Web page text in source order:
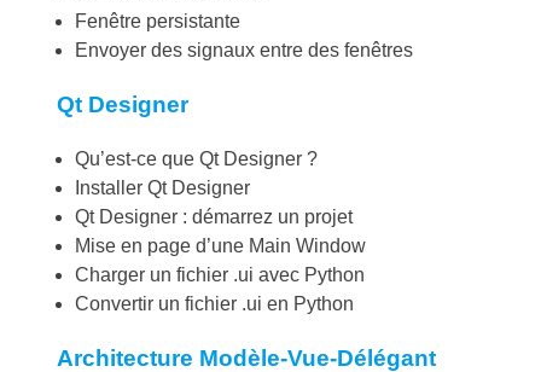
Fenêtre persistante
Envoyer des signaux entre des fenêtres
Qt Designer
Qu’est-ce que Qt Designer ?
Installer Qt Designer
Qt Designer : démarrez un projet
Mise en page d’une Main Window
Charger un fichier .ui avec Python
Convertir un fichier .ui en Python
Architecture Modèle-Vue-Délégant